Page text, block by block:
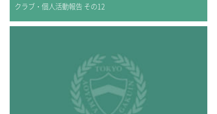
クラブ・個人活動報告 その12